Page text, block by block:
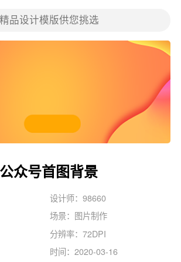
众号首图背景
设计师：98660
场景：图片制作
分辨率：72DPI
时间：2020-03-16